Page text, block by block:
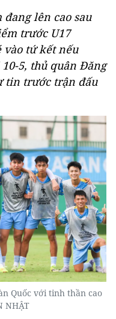
lên cao sau
trước U17
vào tứ kết nếu
5, thủ quân Đăng
tin trước trận đấu
Quốc với tinh thần cao
NHẬT